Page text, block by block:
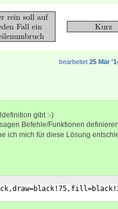
bearbeitet 25 Mär
gibt :-)
Befehle/Funktionen
ich mich für diese Lösung